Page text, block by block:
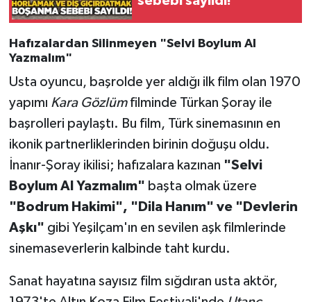
Hafızalardan Silinmeyen "Selvi Boylum Al
Yazmalım"
Usta oyuncu, başrolde yer aldığı ilk film olan 1970
yapımı Kara Gözlümfilminde Türkan Şoray ile
başrolleri paylaştı. Bu film, Türk sinemasının en
ikonik partnerliklerinden birinin doğuşu oldu.
İnanır-Şoray ikilisi; hafızalara kazınan "Selvi
Boylum Al Yazmalım" başta olmak üzere
"Bodrum Hakimi", "Dila Hanım" ve "Devlerin
Aşkı" gibi Yeşilçam'ın en sevilen aşk filmlerinde
sinemaseverlerin kalbinde taht kurdu.
Sanat hayatına sayısız film sığdıran usta aktör,